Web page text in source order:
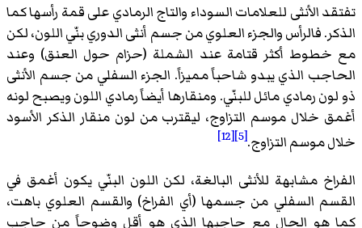
تفتقد الأنثى للعلامات السوداء والتاج الرمادي على قمة رأسها كما
الذكر. فالرأس والجزء العلوي من جسم أنثى الدوري بنّي اللون، لكن
مع خطوط أكثر قتامة عند الشملة (حزام حول العنق) وعند
الحاجب الذي يبدو شاحباً مميزاً. الجزء السفلي من جسم الأنثى
ذو لون رمادي مائل للبنّي. ومنقارها أيضاً رمادي اللون ويصبح لونه
أغمق خلال موسم التزاوج، ليقترب من لون منقار الذكر الأسود
خلال موسم التزاوج.[5]
[12]
الفراخ مشابهة للأنثى البالغة، لكن اللون البنّي يكون أغمق في
القسم السفلي من جسمها (أي الفراخ) والقسم العلوي باهت،
كما هو الحال مع حاجبها الذي هو أقل وضوحاً من حاجب